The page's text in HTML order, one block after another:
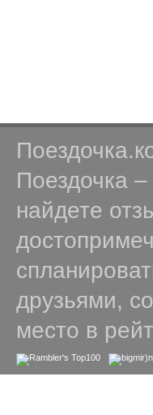
Поездочка
найдете
друзьями,
место в